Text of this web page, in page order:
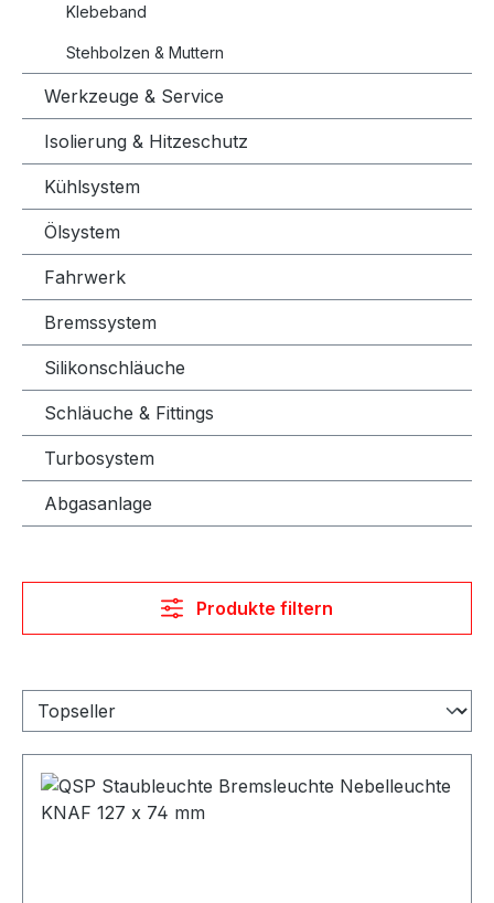
Klebeband
Stehbolzen & Muttern
Werkzeuge & Service
Isolierung & Hitzeschutz
Kühlsystem
Ölsystem
Fahrwerk
Bremssystem
Silikonschläuche
Schläuche & Fittings
Turbosystem
Abgasanlage
Produkte filtern